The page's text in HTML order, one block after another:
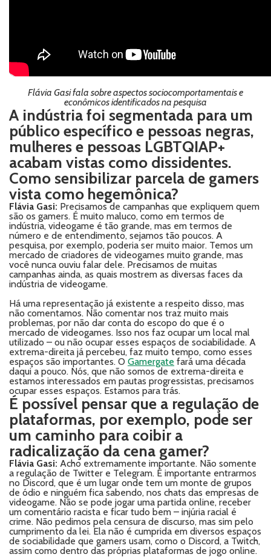
Flávia Gasi fala sobre aspectos sociocomportamentais e
econômicos identificados na pesquisa
A indústria foi segmentada para um
público específico e pessoas negras,
mulheres e pessoas LGBTQIAP+
acabam vistas como dissidentes.
Como sensibilizar parcela de gamers
vista como hegemônica?
Flávia Gasi: Precisamos de campanhas que expliquem quem
são os gamers. É muito maluco, como em termos de
indústria, videogame é tão grande, mas em termos de
número e de entendimento, sejamos tão poucos. A
pesquisa, por exemplo, poderia ser muito maior. Temos um
mercado de criadores de videogames muito grande, mas
você nunca ouviu falar dele. Precisamos de muitas
campanhas ainda, as quais mostrem as diversas faces da
indústria de videogame.
Há uma representação já existente a respeito disso, mas
não comentamos. Não comentar nos traz muito mais
problemas, por não dar conta do escopo do que é o
mercado de videogames. Isso nos faz ocupar um local mal
utilizado – ou não ocupar esses espaços de sociabilidade. A
extrema-direita já percebeu, faz muito tempo, como esses
espaços são importantes. O Gamergate fará uma década
daqui a pouco. Nós, que não somos de extrema-direita e
estamos interessados em pautas progressistas, precisamos
ocupar esses espaços. Estamos para trás.
É possível pensar que a regulação de
plataformas, por exemplo, pode ser
um caminho para coibir a
radicalização da cena gamer?
Flávia Gasi: Acho extremamente importante. Não somente
a regulação de Twitter e Telegram. É importante entrarmos
no Discord, que é um lugar onde tem um monte de grupos
de ódio e ninguém fica sabendo, nos chats das empresas de
videogame. Não se pode jogar uma partida online, receber
um comentário racista e ficar tudo bem – injúria racial é
crime. Não pedimos pela censura de discurso, mas sim pelo
cumprimento da lei. Ela não é cumprida em diversos espaços
de sociabilidade que gamers usam, como o Discord, a Twitch,
assim como dentro das próprias plataformas de jogo online.